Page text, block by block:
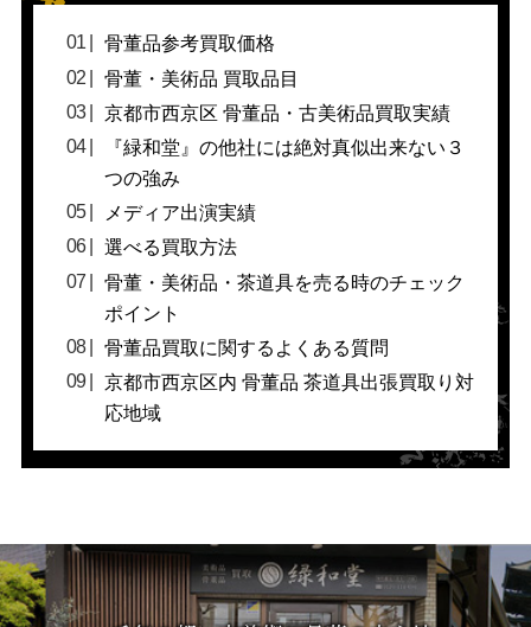
骨董品参考買取価格
骨董・美術品 買取品目
京都市西京区 骨董品・古美術品買取実績
『緑和堂』の他社には絶対真似出来ない３
つの強み
メディア出演実績
選べる買取方法
骨董・美術品・茶道具を売る時のチェック
ポイント
骨董品買取に関するよくある質問
京都市西京区内 骨董品 茶道具出張買取り対
応地域